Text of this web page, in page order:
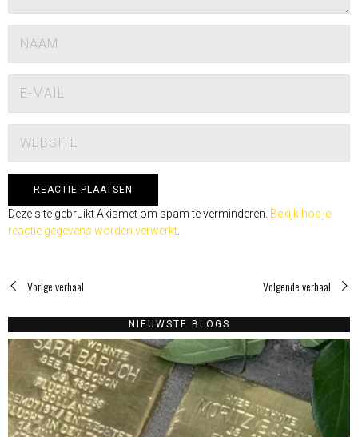
Deze site gebruikt Akismet om spam te verminderen. Bekijk hoe je
reactie gegevens worden verwerkt
Vorige verhaal Volgende verhaal
NIEUWSTE BLOGS